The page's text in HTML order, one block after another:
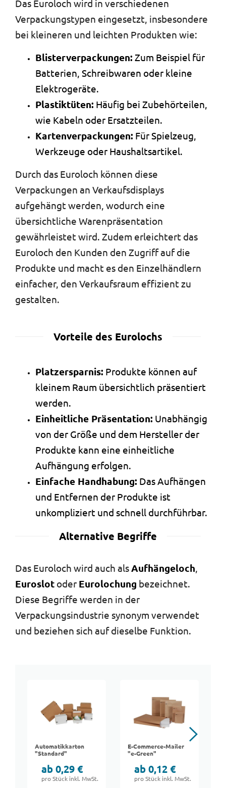
Das Euroloch wird in verschiedenen
Verpackungstypen eingesetzt, insbesondere
bei kleineren und leichten Produkten wie:
Blisterverpackungen: Zum Beispiel für
Batterien, Schreibwaren oder kleine
Elektrogeräte.
Plastiktüten: Häufig bei Zubehörteilen,
wie Kabeln oder Ersatzteilen.
Kartenverpackungen: Für Spielzeug,
Werkzeuge oder Haushaltsartikel.
Durch das Euroloch können diese
Verpackungen an Verkaufsdisplays
aufgehängt werden, wodurch eine
übersichtliche Warenpräsentation
gewährleistet wird. Zudem erleichtert das
Euroloch den Kunden den Zugriff auf die
Produkte und macht es den Einzelhändlern
einfacher, den Verkaufsraum effizient zu
gestalten.
Vorteile des Eurolochs
Platzersparnis: Produkte können auf
kleinem Raum übersichtlich präsentiert
werden.
Einheitliche Präsentation: Unabhängig
von der Größe und dem Hersteller der
Produkte kann eine einheitliche
Aufhängung erfolgen.
Einfache Handhabung: Das Aufhängen
und Entfernen der Produkte ist
unkompliziert und schnell durchführbar.
Alternative Begriffe
Das Euroloch wird auch alsAufhängeloch,
Euroslot oder Eurolochung bezeichnet.
Diese Begriffe werden in der
Verpackungsindustrie synonym verwendet
und beziehen sich auf dieselbe Funktion.
Automatikkarton
"Standard"
ab 0,29 €
pro Stück inkl. MwSt.
E-Commerce-Mailer
"e-Green"
ab 0,12 €
pro Stück inkl. MwSt.